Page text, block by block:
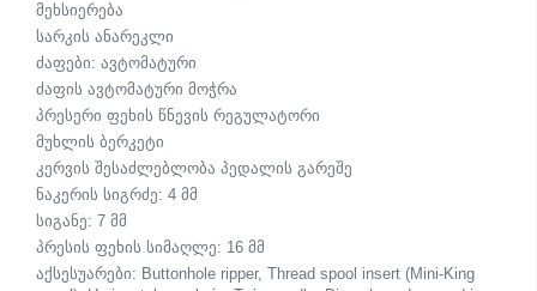
მეხსიერება
სარკის ანარეკლი
ძაფები: ავტომატური
ძაფის ავტომატური მოჭრა
პრესერი ფეხის წნევის რეგულატორი
მუხლის ბერკეტი
კერვის შესაძლებლობა პედალის გარეშე
ნაკერის სიგრძე: 4 მმ
სიგანე: 7 მმ
პრესის ფეხის სიმაღლე: 16 მმ
აქსესუარები: Buttonhole ripper, Thread spool insert (Mini-King